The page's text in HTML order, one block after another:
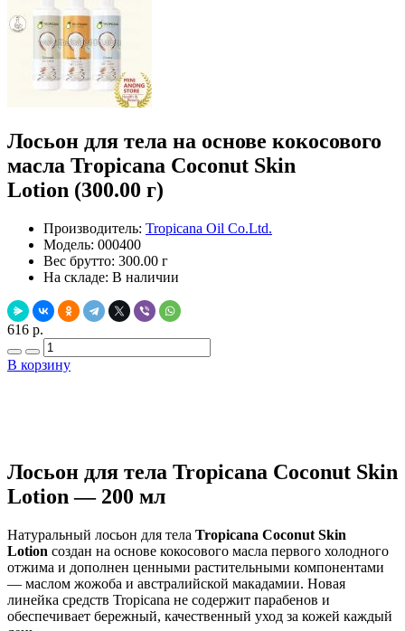
Лосьон для тела на основе кокосового
масла Tropicana Coconut Skin
Lotion (300.00 г)
Производитель: Tropicana Oil Co.Ltd.
Модель: 000400
Вес брутто: 300.00 г
На складе: В наличии
616 р.
В корзину
Лосьон для тела Tropicana Coconut Skin
Lotion — 200 мл
Натуральный лосьон для тела Tropicana Coconut Skin
Lotion создан на основе кокосового масла первого холодного
отжима и дополнен ценными растительными компонентами
— маслом жожоба и австралийской макадамии. Новая
линейка средств Tropicana не содержит парабенов и
обеспечивает бережный, качественный уход за кожей каждый